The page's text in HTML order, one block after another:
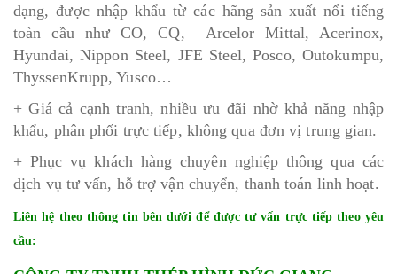
dạng, được nhập khẩu từ các hãng sản xuất nổi tiếng
toàn cầu như CO, CQ, Arcelor Mittal, Acerinox,
Hyundai, Nippon Steel, JFE Steel, Posco, Outokumpu,
ThyssenKrupp, Yusco…
+ Giá cả cạnh tranh, nhiều ưu đãi nhờ khả năng nhập
khẩu, phân phối trực tiếp, không qua đơn vị trung gian.
+ Phục vụ khách hàng chuyên nghiệp thông qua các
dịch vụ tư vấn, hỗ trợ vận chuyển, thanh toán linh hoạt.
Liên hệ theo thông tin bên dưới để được tư vấn trực tiếp theo yêu
cầu: